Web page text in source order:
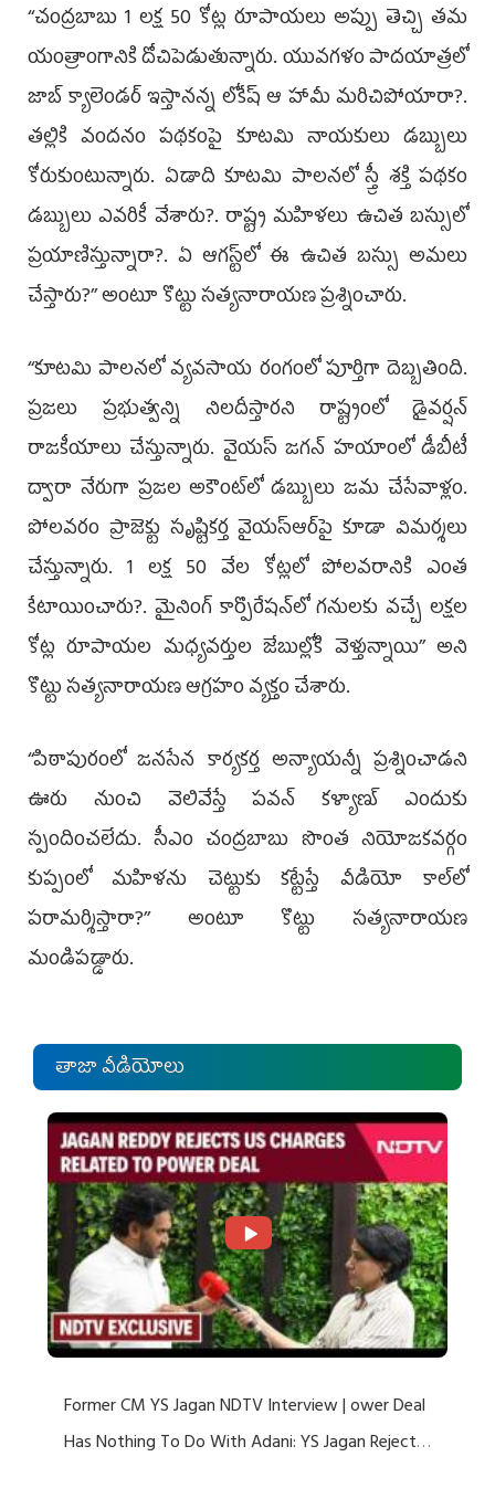
‘‘చంద్రబాబు 1 లక్ష 50 కోట్ల రూపాయలు అప్పు తెచ్చి తమ
యంత్రాంగానికి దోచిపెడుతున్నారు. యువగళం పాదయాత్రలో
జాబ్ క్యాలెండర్‌ ఇస్తానన్న లోకేష్ ఆ హామీ మరిచిపోయారా?.
తల్లికి వందనం పథకంపై కూటమి నాయకులు డబ్బులు
కోరుకుంటున్నారు. ఏడాది కూటమి పాలనలో స్త్రీ శక్తి పథకం
డబ్బులు ఎవరికీ వేశారు?. రాష్ట్ర మహిళలు ఉచిత బస్సులో
ప్రయాణిస్తున్నారా?. ఏ ఆగస్ట్‌లో ఈ ఉచిత బస్సు అమలు
చేస్తారు?’’ అంటూ కొట్టు సత్యనారాయణ ప్రశ్నించారు.
‘‘కూటమి పాలనలో వ్యవసాయ రంగంలో పూర్తిగా దెబ్బతింది.
ప్రజలు ప్రభుత్వన్ని నిలదీస్తారని రాష్ట్రంలో డైవర్షన్
రాజకీయాలు చేస్తున్నారు. వైయ‌స్‌ జగన్ హయాంలో డీబీటీ
ద్వారా నేరుగా ప్రజల అకౌంట్‌లో డబ్బులు జమ చేసేవాళ్లం.
పోలవరం ప్రాజెక్టు సృష్టికర్త వైయ‌స్ఆర్‌పై కూడా విమర్శలు
చేస్తున్నారు. 1 లక్ష 50 వేల కోట్లలో పోలవరానికి ఎంత
కేటాయించారు?. మైనింగ్ కార్పొరేషన్‌లో గనులకు వచ్చే లక్షల
కోట్ల రూపాయల మధ్యవర్తుల జేబుల్లోకి వెళ్తున్నాయి’’ అని
కొట్టు సత్యనారాయణ ఆగ్రహం వ్యక్తం చేశారు.
‘‘పిఠాపురంలో జనసేన కార్యకర్త అన్యాయన్నీ ప్రశ్నించాడని
ఊరు నుంచి వెలివేస్తే పవన్ కళ్యాణ్ ఎందుకు
స్పందించలేదు. సీఎం చంద్రబాబు సొంత నియోజకవర్గం
కుప్పంలో మహిళను చెట్టుకు కట్టేస్తే వీడియో కాల్‌లో
పరామర్శిస్తారా?’’ అంటూ కొట్టు సత్యనారాయణ
మండిపడ్డారు.
తాజా వీడియోలు
Former CM YS Jagan NDTV Interview | ower Deal
Has Nothing To Do With Adani: YS Jagan Rejects